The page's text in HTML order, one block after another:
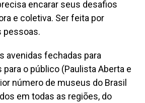
encarar seus desafios
e coletiva. Ser feita por
pessoas.
avenidas fechadas para
o público (Paulista Aberta e
número de museus do Brasil
em todas as regiões, do